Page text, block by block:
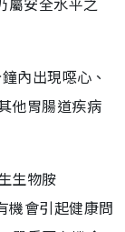
內出現噁心、
他胃腸道疾病
生物胺
機會引起健康問